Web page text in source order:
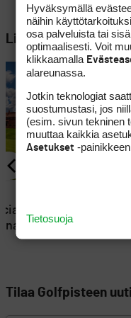
Lisää aiheesta
Tilaa Golfpisteen
Hyväksymällä
näihin
osa palveluista tai
optimaalisesti. Voit
klikkaamalla
alareunassa.
Jotkin teknologiat
suostumustasi, jos
(esim. sivun tekninen
muuttaa kaikkia
Asetukset -painikkeen.
Tietosuoja